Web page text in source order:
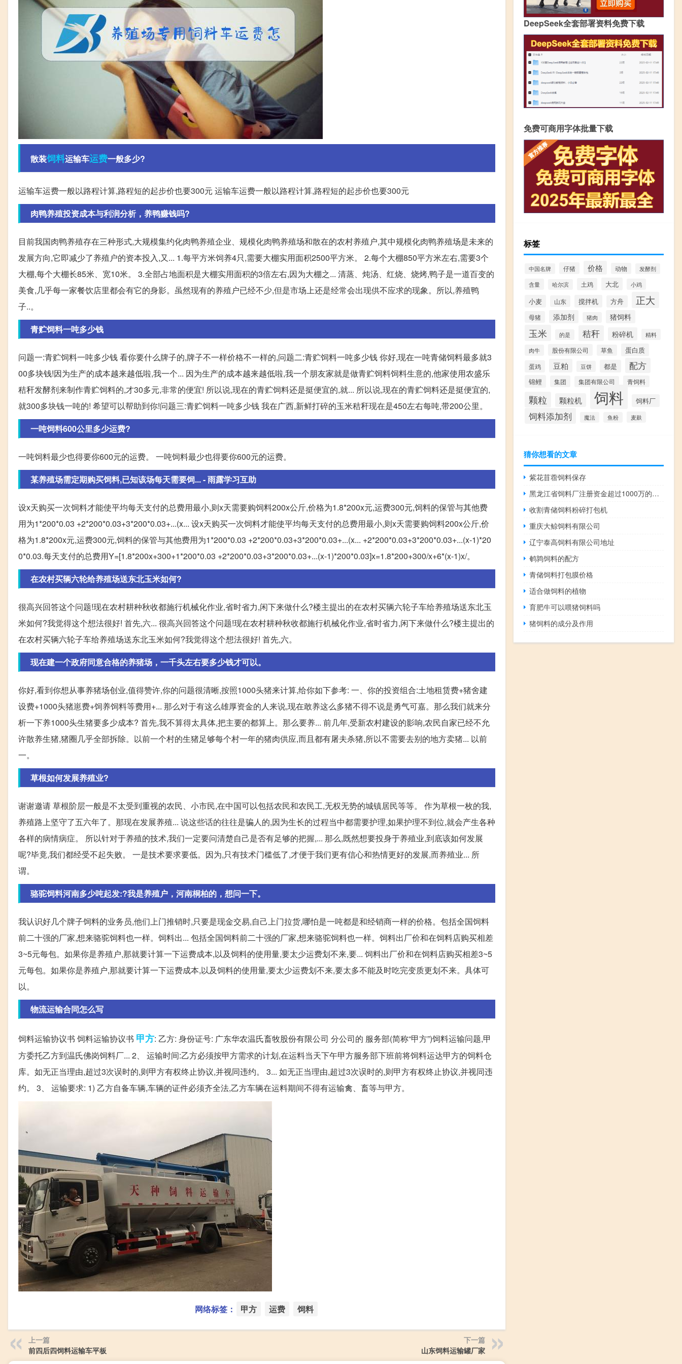
散装饲料运输车运费一般多少?
运输车运费一般以路程计算,路程短的起步价也要300元 运输车运费一般以路程计算,路程短的起步价也要300元
肉鸭养殖投资成本与利润分析，养鸭赚钱吗?
目前我国肉鸭养殖存在三种形式,大规模集约化肉鸭养殖企业、规模化肉鸭养殖场和散在的农村养殖户,其中规模化肉鸭养殖场是未来的
发展方向,它即减少了养殖户的资本投入,又... 1.每平方米饲养4只,需要大棚实用面积2500平方米。 2.每个大棚850平方米左右,需要3个
大棚,每个大棚长85米、宽10米。 3.全部占地面积是大棚实用面积的3倍左右,因为大棚之... 清蒸、炖汤、红烧、烧烤,鸭子是一道百变的
美食,几乎每一家餐饮店里都会有它的身影。虽然现有的养殖户已经不少,但是市场上还是经常会出现供不应求的现象。所以,养殖鸭
子..。
青贮饲料一吨多少钱
问题一:青贮饲料一吨多少钱 看你要什么牌子的,牌子不一样价格不一样的,问题二:青贮饲料一吨多少钱 你好,现在一吨青储饲料最多就3
00多块钱!因为生产的成本越来越低啦,我一个... 因为生产的成本越来越低啦,我一个朋友家就是做青贮饲料饲料生意的,他家使用农盛乐
秸秆发酵剂来制作青贮饲料的,才30多元,非常的便宜! 所以说,现在的青贮饲料还是挺便宜的,就... 所以说,现在的青贮饲料还是挺便宜的,
就300多块钱一吨的! 希望可以帮助到你!问题三:青贮饲料一吨多少钱 我在广西,新鲜打碎的玉米秸秆现在是450左右每吨,带200公里。
一吨饲料600公里多少运费?
一吨饲料最少也得要你600元的运费。 一吨饲料最少也得要你600元的运费。
某养殖场需定期购买饲料,已知该场每天需要饲... - 雨露学习互助
设x天购买一次饲料才能使平均每天支付的总费用最小,则x天需要购饲料200x公斤,价格为1.8*200x元,运费300元,饲料的保管与其他费
用为1*200*0.03 +2*200*0.03+3*200*0.03+...(x... 设x天购买一次饲料才能使平均每天支付的总费用最小,则x天需要购饲料200x公斤,价
格为1.8*200x元,运费300元,饲料的保管与其他费用为1*200*0.03 +2*200*0.03+3*200*0.03+...(x... +2*200*0.03+3*200*0.03+...(x-1)*20
0*0.03.每天支付的总费用Y=[1.8*200x+300+1*200*0.03 +2*200*0.03+3*200*0.03+...(x-1)*200*0.03]x=1.8*200+300/x+6*(x-1)x/。
在农村买辆六轮给养殖场送东北玉米如何?
很高兴回答这个问题!现在农村耕种秋收都施行机械化作业,省时省力,闲下来做什么?楼主提出的在农村买辆六轮子车给养殖场送东北玉
米如何?我觉得这个想法很好! 首先,六... 很高兴回答这个问题!现在农村耕种秋收都施行机械化作业,省时省力,闲下来做什么?楼主提出的
在农村买辆六轮子车给养殖场送东北玉米如何?我觉得这个想法很好! 首先,六。
现在建一个政府同意合格的养猪场，一千头左右要多少钱才可以。
你好,看到你想从事养猪场创业,值得赞许,你的问题很清晰,按照1000头猪来计算,给你如下参考: 一、你的投资组合:土地租赁费+猪舍建
设费+1000头猪崽费+饲养饲料等费用+... 那么对于有这么雄厚资金的人来说,现在敢养这么多猪不得不说是勇气可嘉。那么我们就来分
析一下养1000头生猪要多少成本? 首先,我不算得太具体,把主要的都算上。那么要养... 前几年,受新农村建设的影响,农民自家已经不允
许散养生猪,猪圈几乎全部拆除。以前一个村的生猪足够每个村一年的猪肉供应,而且都有屠夫杀猪,所以不需要去别的地方卖猪... 以前
一。
草根如何发展养殖业?
谢谢邀请 草根阶层一般是不太受到重视的农民、小市民,在中国可以包括农民和农民工,无权无势的城镇居民等等。 作为草根一枚的我,
养殖路上坚守了五六年了。那现在发展养殖... 说这些话的往往是骗人的,因为生长的过程当中都需要护理,如果护理不到位,就会产生各种
各样的病情病症。 所以针对于养殖的技术,我们一定要问清楚自己是否有足够的把握,... 那么,既然想要投身于养殖业,到底该如何发展
呢?毕竟,我们都经受不起失败。 一是技术要求要低。因为,只有技术门槛低了,才便于我们更有信心和热情更好的发展,而养殖业... 所
谓。
骆驼饲料河南多少吨起发:?我是养殖户，河南桐柏的，想问一下。
我认识好几个牌子饲料的业务员,他们上门推销时,只要是现金交易,自己上门拉货,哪怕是一吨都是和经销商一样的价格。包括全国饲料
前二十强的厂家,想来骆驼饲料也一样。饲料出... 包括全国饲料前二十强的厂家,想来骆驼饲料也一样。饲料出厂价和在饲料店购买相差
3~5元每包。如果你是养殖户,那就要计算一下运费成本,以及饲料的使用量,要太少运费划不来,要... 饲料出厂价和在饲料店购买相差3~5
元每包。如果你是养殖户,那就要计算一下运费成本,以及饲料的使用量,要太少运费划不来,要太多不能及时吃完变质更划不来。具体可
以。
物流运输合同怎么写
饲料运输协议书 饲料运输协议书 甲方: 乙方: 身份证号: 广东华农温氏畜牧股份有限公司 分公司的 服务部(简称“甲方”)饲料运输问题,甲
方委托乙方到温氏佛岗饲料厂... 2、 运输时间:乙方必须按甲方需求的计划,在运料当天下午甲方服务部下班前将饲料运达甲方的饲料仓
库。如无正当理由,超过3次误时的,则甲方有权终止协议,并视同违约。 3... 如无正当理由,超过3次误时的,则甲方有权终止协议,并视同违
约。 3、 运输要求: 1) 乙方自备车辆,车辆的证件必须齐全法,乙方车辆在运料期间不得有运输禽、畜等与甲方。
网络标签： 甲方 运费 饲料
上一篇
前四后四饲料运输车平板
下一篇
山东饲料运输罐厂家
DeepSeek全套部署资料免费下载
免费可商用字体批量下载
标签
中国名牌 仔猪 价格 动物 发酵剂
含量 哈尔滨 土鸡 大北 小鸡
小麦 山东 搅拌机 方舟 正大
母猪 添加剂 猪肉 猪饲料
玉米 的是 秸秆 粉碎机
精料
肉牛
股份有限公司 草鱼 蛋白质
蛋鸡 豆粕 豆饼 都是 配方
锦鲤 集团 集团有限公司 青饲料
颗粒 颗粒机 饲料 饲料厂
饲料添加剂 魔法 鱼粉 麦麸
猜你想看的文章
紫花苜蓿饲料保存
黑龙江省饲料厂注册资金超过1000万的厂家有哪些
收割青储饲料粉碎打包机
重庆大鲸饲料有限公司
辽宁泰高饲料有限公司地址
鹌鹑饲料的配方
青储饲料打包膜价格
适合做饲料的植物
育肥牛可以喂猪饲料吗
猪饲料的成分及作用